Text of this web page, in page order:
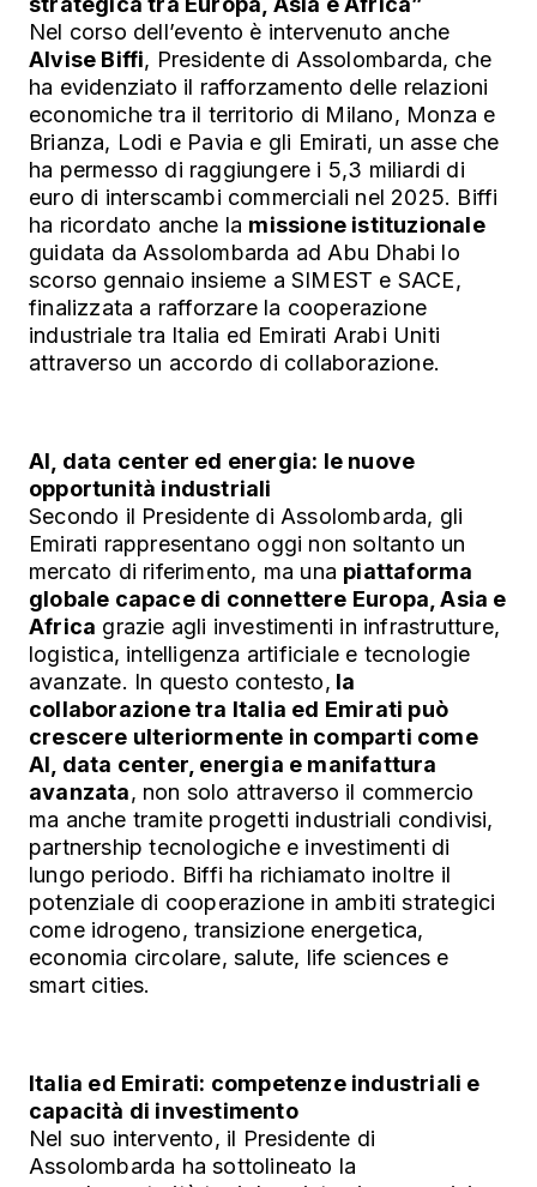
Nel corso dell’evento è intervenuto anche
Alvise Biffi, Presidente di Assolombarda, che
ha evidenziato il rafforzamento delle relazioni
economiche tra il territorio di Milano, Monza e
Brianza, Lodi e Pavia e gli Emirati, un asse che
ha permesso di raggiungere i 5,3 miliardi di
euro di interscambi commerciali nel 2025. Biffi
ha ricordato anche la missione istituzionale
guidata da Assolombarda ad Abu Dhabi lo
scorso gennaio insieme a SIMEST e SACE,
finalizzata a rafforzare la cooperazione
industriale tra Italia ed Emirati Arabi Uniti
attraverso un accordo di collaborazione.
AI, data center ed energia: le nuove
opportunità industriali
Secondo il Presidente di Assolombarda, gli
Emirati rappresentano oggi non soltanto un
mercato di riferimento, ma una piattaforma
globale capace di connettere Europa, Asia e
Africa grazie agli investimenti in infrastrutture,
logistica, intelligenza artificiale e tecnologie
avanzate. In questo contesto, la
collaborazione tra Italia ed Emirati può
crescere ulteriormente in comparti come
AI, data center, energia e manifattura
avanzata, non solo attraverso il commercio
ma anche tramite progetti industriali condivisi,
partnership tecnologiche e investimenti di
lungo periodo. Biffi ha richiamato inoltre il
potenziale di cooperazione in ambiti strategici
come idrogeno, transizione energetica,
economia circolare, salute, life sciences e
smart cities.
Italia ed Emirati: competenze industriali e
capacità di investimento
Nel suo intervento, il Presidente di
Assolombarda ha sottolineato la